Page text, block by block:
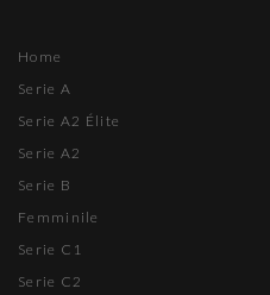
Home
Serie A
Serie A2 Élite
Serie A2
Serie B
Femminile
Serie C1
Serie C2